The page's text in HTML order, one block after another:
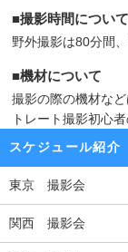
■撮影時間について
野外撮影は80分間
■機材について
撮影の際の機材な
トレート撮影初心
スケジュール紹介
東京 撮影会
関西 撮影会